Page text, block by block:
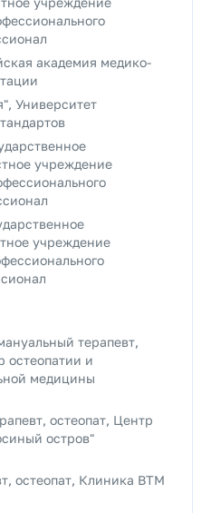
академия медико-
Университет
учреждение
учреждение
терапевт,
остеопатии и
медицины
остеопат, Центр
остров"
остеопат, Клиника ВТМ